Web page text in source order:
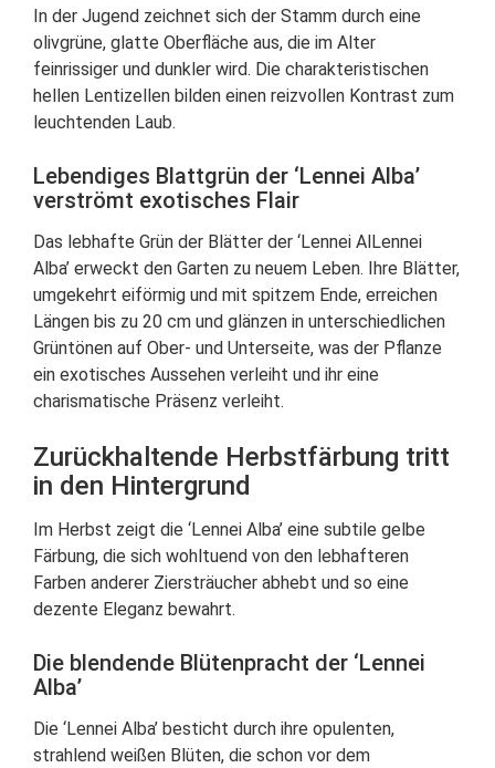
In der Jugend zeichnet sich der Stamm durch eine
olivgrüne, glatte Oberfläche aus, die im Alter
feinrissiger und dunkler wird. Die charakteristischen
hellen Lentizellen bilden einen reizvollen Kontrast zum
leuchtenden Laub.
Lebendiges Blattgrün der ‘Lennei Alba’
verströmt exotisches Flair
Das lebhafte Grün der Blätter der ‘Lennei AlLennei
Alba’ erweckt den Garten zu neuem Leben. Ihre Blätter,
umgekehrt eiförmig und mit spitzem Ende, erreichen
Längen bis zu 20 cm und glänzen in unterschiedlichen
Grüntönen auf Ober- und Unterseite, was der Pflanze
ein exotisches Aussehen verleiht und ihr eine
charismatische Präsenz verleiht.
Zurückhaltende Herbstfärbung tritt
in den Hintergrund
Im Herbst zeigt die ‘Lennei Alba’ eine subtile gelbe
Färbung, die sich wohltuend von den lebhafteren
Farben anderer Ziersträucher abhebt und so eine
dezente Eleganz bewahrt.
Die blendende Blütenpracht der ‘Lennei
Alba’
Die ‘Lennei Alba’ besticht durch ihre opulenten,
strahlend weißen Blüten, die schon vor dem